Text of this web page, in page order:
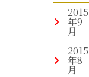
2015
年9
月
2015
年8
月